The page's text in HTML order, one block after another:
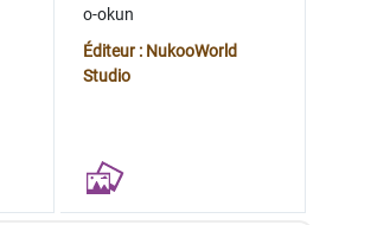
o-okun
Éditeur : NukooWorld
Studio